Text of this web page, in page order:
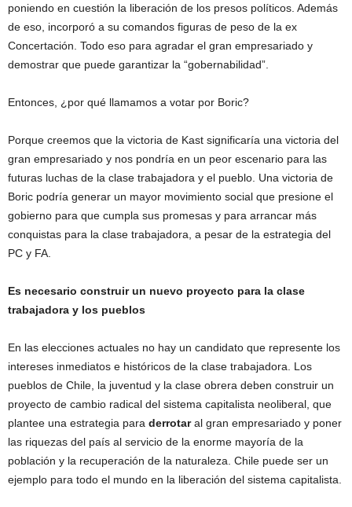
poniendo en cuestión la liberación de los presos políticos. Además
de eso, incorporó a su comandos figuras de peso de la ex
Concertación. Todo eso para agradar el gran empresariado y
demostrar que puede garantizar la “gobernabilidad”.
Entonces, ¿por qué llamamos a votar por Boric?
Porque creemos que la victoria de Kast significaría una victoria del
gran empresariado y nos pondría en un peor escenario para las
futuras luchas de la clase trabajadora y el pueblo. Una victoria de
Boric podría generar un mayor movimiento social que presione el
gobierno para que cumpla sus promesas y para arrancar más
conquistas para la clase trabajadora, a pesar de la estrategia del
PC y FA.
Es necesario construir un nuevo proyecto para la clase
trabajadora y los pueblos
En las elecciones actuales no hay un candidato que represente los
intereses inmediatos e históricos de la clase trabajadora. Los
pueblos de Chile, la juventud y la clase obrera deben construir un
proyecto de cambio radical del sistema capitalista neoliberal, que
plantee una estrategia para derrotaral gran empresariado y poner
las riquezas del país al servicio de la enorme mayoría de la
población y la recuperación de la naturaleza. Chile puede ser un
ejemplo para todo el mundo en la liberación del sistema capitalista.